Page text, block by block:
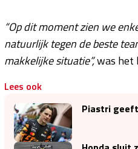
“Op dit moment zien we
natuurlijk tegen de beste
makkelijke situatie”,was het
Lees ook
Piastri